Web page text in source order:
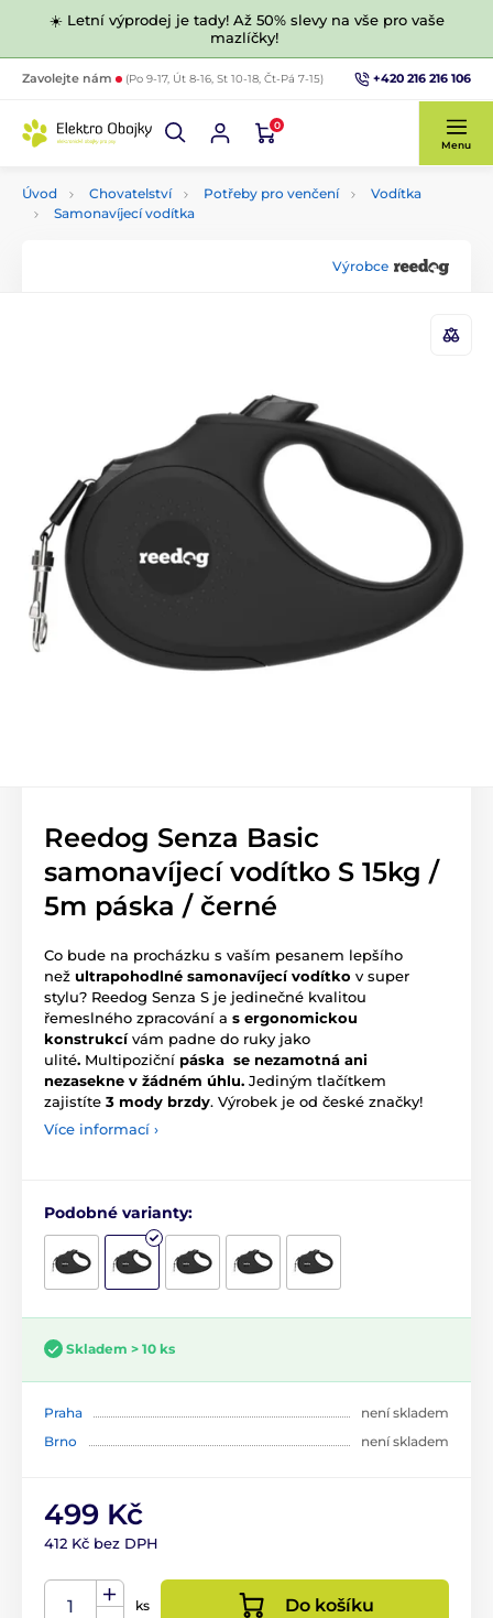
☀️ Letní výprodej je tady! Až 50% slevy na vše pro vaše
mazlíčky!
Zavolejte nám (Po 9-17, Út 8-16, St 10-18, Čt-Pá 7-15) +420 216 216 106
0
Menu
Úvod Chovatelství Potřeby pro venčení
Vodítka
Samonavíjecí vodítka
Výrobce
Reedog Senza Basic
samonavíjecí vodítko S 15kg /
5m páska / černé
Co bude na procházku s vaším pesanem lepšího
než ultrapohodlné samonavíjecí vodítko v super
stylu? Reedog Senza S je jedinečné kvalitou
řemeslného zpracování a s ergonomickou
konstrukcívám padne do ruky jako
ulité. Multipoziční páska se nezamotná ani
nezasekne v žádném úhlu. Jediným tlačítkem
zajistíte 3 mody brzdy. Výrobek je od české značky!
Více informací ›
Podobné varianty:
Skladem > 10 ks
Praha
není skladem
Brno
není skladem
499 Kč
412 Kč bez DPH
ks Do košíku